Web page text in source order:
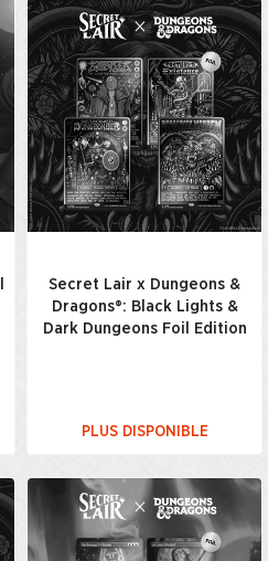
Secret Lair x Dungeons &
Dragons®: Black Lights &
Dark Dungeons Foil Edition
PLUS DISPONIBLE